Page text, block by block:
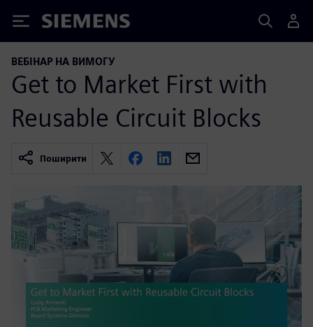
Siemens
ВЕБІНАР НА ВИМОГУ
Get to Market First with
Reusable Circuit Blocks
Поширити